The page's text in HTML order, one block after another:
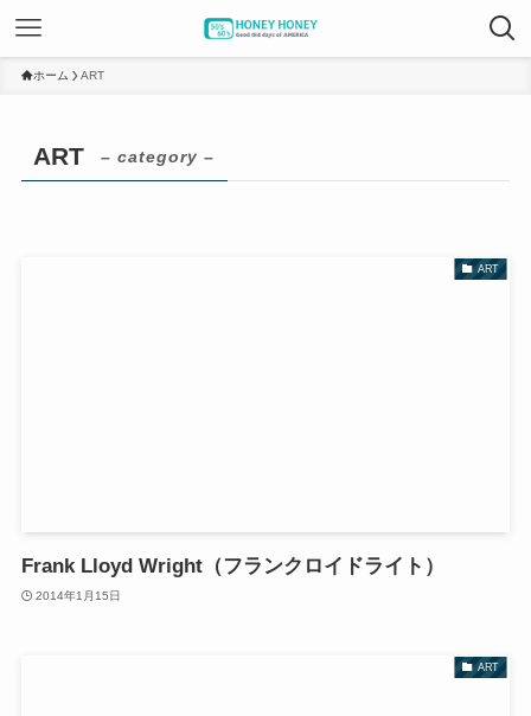
ホーム ART
ART – category –
ART
Frank Lloyd Wright（フランクロイドライト）
2014年1月15日
ART